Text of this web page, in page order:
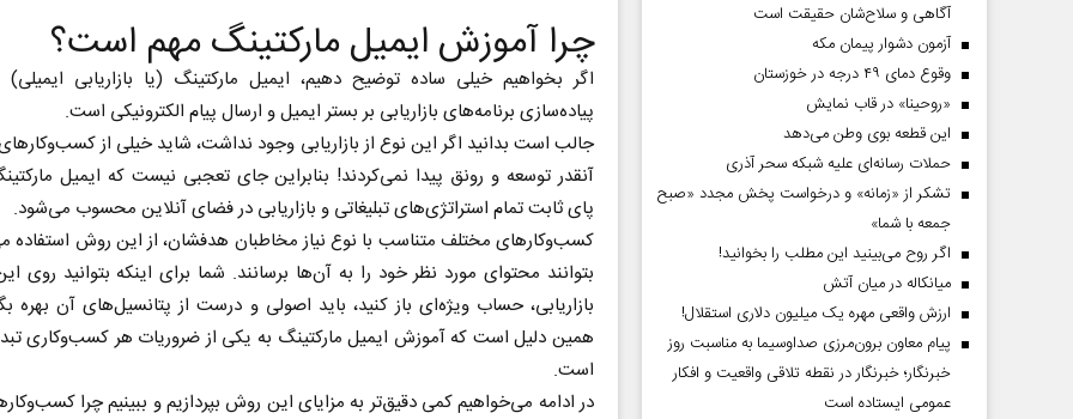
چرا آموزش ایمیل مارکتینگ مهم است؟
اگر بخواهیم خیلی ساده توضیح دهیم، ایمیل مارکتینگ (یا بازاریابی ایمیلی)
پیاده‌سازی برنامه‌های بازاریابی بر بستر ایمیل و ارسال پیام الکترونیکی است.
جالب است بدانید اگر این نوع از بازاریابی وجود نداشت، شاید خیلی از
آنقدر توسعه و رونق پیدا نمی‌کردند! بنابراین جای تعجبی نیست که ایمیل
پای ثابت تمام استراتژی‌های تبلیغاتی و بازاریابی در فضای آنلاین محسوب می‌شود.
کسب‌وکارهای مختلف متناسب با نوع نیاز مخاطبان هدفشان، از این روش استفاده
بتوانند محتوای مورد نظر خود را به آن‌ها برسانند. شما برای اینکه بتوانید روی
بازاریابی، حساب ویژه‌ای باز کنید، باید اصولی و درست از پتانسیل‌های آن بهره
همین دلیل است که آموزش ایمیل مارکتینگ به یکی از ضروریات هر کسب‌وکاری
است.
در ادامه می‌خواهیم کمی دقیق‌تر به مزایای این روش بپردازیم و ببینیم چرا
آگاهی و سلاح‌شان حقیقت است
آزمون دشوار پیمان مکه
وقوع دمای ۴۹ درجه در خوزستان
«روحینا» در قاب نمایش
این قطعه بوی وطن می‌دهد
حملات رسانه‌ای علیه شبکه سحر آذری
تشکر از «زمانه» و درخواست پخش مجدد «صبح
جمعه با شما»
اگر روح می‌بینید این مطلب را بخوانید!
میانکاله در میان آتش
ارزش واقعی مهره یک میلیون دلاری استقلال!
پیام معاون برون‌مرزی صداوسیما به مناسبت روز
خبرنگار؛ خبرنگار در نقطه تلاقی واقعیت و افکار
عمومی ایستاده است